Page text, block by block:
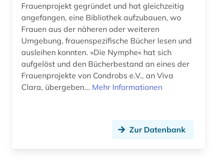
graue literatur (1)
griechisch (1)
großbritannien (1)
handschriftenkunde (1)
hebräisch (1)
wissenschaftler (1)
Frauenprojekt gegründet und hat gleichzeitig
angefangen, eine Bibliothek aufzubauen, wo
Frauen aus der näheren oder weiteren
Umgebung, frauenspezifische Bücher lesen und
ausleihen konnten. »Die Nymphe« hat sich
aufgelöst und den Bücherbestand an eines der
Frauenprojekte von Condrobs e.V., an Viva
Clara, übergeben... Mehr Informationen
Zur Datenbank